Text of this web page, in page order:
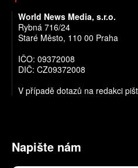
World News Media, s.r.o.
Rybná 716/24
Staré Město, 110 00 Praha
IČO: 09372008
DIČ: CZ09372008
V případě dotazů na redakci
Napište nám